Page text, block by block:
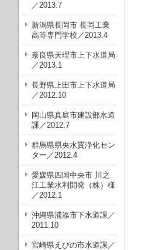
／2013.7
新潟県長岡市 長岡工業
高等専門学校／2013.4
奈良県天理市上下水道局
／2013.1
長野県上田市上下水道局
／2012.10
岡山県真庭市建設部水道
課／2012.7
群馬県県央水質浄化セン
ター／2012.4
愛媛県四国中央市 川之
江工業水利開発（株）様
／2012.1
沖縄県浦添市下水道課／
2011.10
宮崎県えびの市水道課／